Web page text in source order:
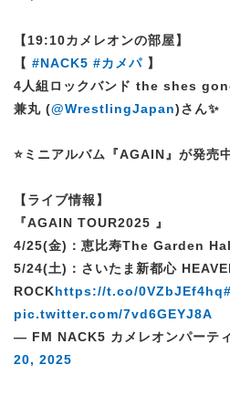
【19:10カメレオンの部屋】
【 #NACK5 #カメパ 】
4人組ロックバンド the shes
兼丸 (@WrestlingJapan)さん✨
⭐️ミニアルバム『AGAIN』が発売
【ライブ情報】
『AGAIN TOUR2025 』
4/25(金)：恵比寿The Garden
5/24(土)：さいたま新都心
ROCKhttps://t.co/0VZbJEf4hq
pic.twitter.com/7vd6GEYJ8A
— FM NACK5 カメレオンパーテ
20, 2025